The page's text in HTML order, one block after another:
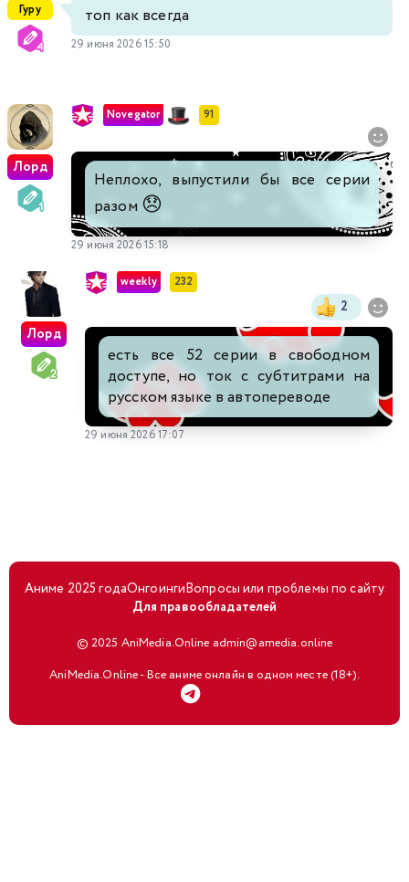
Гуру топ как всегда
29 июня 2026 15:50
Лорд
Novegator 91
Неплохо, выпустили бы все серии
разом 😞
29 июня 2026 15:18
Лорд
weekly 232
2
есть все 52 серии в свободном
доступе, но ток с субтитрами на
русском языке в автопереводе
29 июня 2026 17:07
Аниме 2025 годаОнгоингиВопросы или проблемы по сайту
Для правообладателей
© 2025 AniMedia.Online admin@amedia.online
AniMedia.Online - Все аниме онлайн в одном месте (18+).